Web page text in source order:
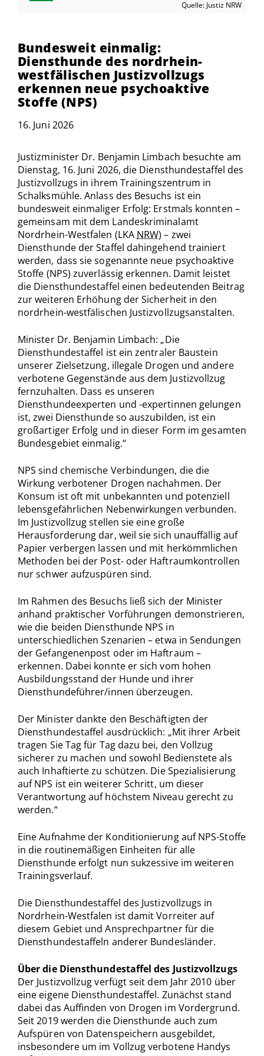
Quelle: Justiz NRW
Bundesweit einmalig:
Diensthunde des nordrhein-
westfälischen Justizvollzugs
erkennen neue psychoaktive
Stoffe (NPS)
16. Juni 2026
Justizminister Dr. Benjamin Limbach besuchte am
Dienstag, 16. Juni 2026, die Diensthundestaffel des
Justizvollzugs in ihrem Trainingszentrum in
Schalksmühle. Anlass des Besuchs ist ein
bundesweit einmaliger Erfolg: Erstmals konnten –
gemeinsam mit dem Landeskriminalamt
Nordrhein-Westfalen (LKA NRW) – zwei
Diensthunde der Staffel dahingehend trainiert
werden, dass sie sogenannte neue psychoaktive
Stoffe (NPS) zuverlässig erkennen. Damit leistet
die Diensthundestaffel einen bedeutenden Beitrag
zur weiteren Erhöhung der Sicherheit in den
nordrhein-westfälischen Justizvollzugsanstalten.
Minister Dr. Benjamin Limbach: „Die
Diensthundestaffel ist ein zentraler Baustein
unserer Zielsetzung, illegale Drogen und andere
verbotene Gegenstände aus dem Justizvollzug
fernzuhalten. Dass es unseren
Diensthundeexperten und -expertinnen gelungen
ist, zwei Diensthunde so auszubilden, ist ein
großartiger Erfolg und in dieser Form im gesamten
Bundesgebiet einmalig.“
NPS sind chemische Verbindungen, die die
Wirkung verbotener Drogen nachahmen. Der
Konsum ist oft mit unbekannten und potenziell
lebensgefährlichen Nebenwirkungen verbunden.
Im Justizvollzug stellen sie eine große
Herausforderung dar, weil sie sich unauffällig auf
Papier verbergen lassen und mit herkömmlichen
Methoden bei der Post- oder Haftraumkontrollen
nur schwer aufzuspüren sind.
Im Rahmen des Besuchs ließ sich der Minister
anhand praktischer Vorführungen demonstrieren,
wie die beiden Diensthunde NPS in
unterschiedlichen Szenarien – etwa in Sendungen
der Gefangenenpost oder im Haftraum –
erkennen. Dabei konnte er sich vom hohen
Ausbildungsstand der Hunde und ihrer
Diensthundeführer/innen überzeugen.
Der Minister dankte den Beschäftigten der
Diensthundestaffel ausdrücklich: „Mit ihrer Arbeit
tragen Sie Tag für Tag dazu bei, den Vollzug
sicherer zu machen und sowohl Bedienstete als
auch Inhaftierte zu schützen. Die Spezialisierung
auf NPS ist ein weiterer Schritt, um dieser
Verantwortung auf höchstem Niveau gerecht zu
werden.“
Eine Aufnahme der Konditionierung auf NPS-Stoffe
in die routinemäßigen Einheiten für alle
Diensthunde erfolgt nun sukzessive im weiteren
Trainingsverlauf.
Die Diensthundestaffel des Justizvollzugs in
Nordrhein-Westfalen ist damit Vorreiter auf
diesem Gebiet und Ansprechpartner für die
Diensthundestaffeln anderer Bundesländer.
Über die Diensthundestaffel des Justizvollzugs
Der Justizvollzug verfügt seit dem Jahr 2010 über
eine eigene Diensthundestaffel. Zunächst stand
dabei das Auffinden von Drogen im Vordergrund.
Seit 2019 werden die Diensthunde auch zum
Aufspüren von Datenspeichern ausgebildet,
insbesondere um im Vollzug verbotene Handys